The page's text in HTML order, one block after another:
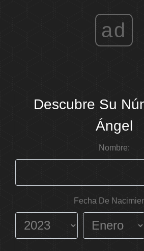
ad
Descubre Su
Ángel
Nombre:
Fecha De